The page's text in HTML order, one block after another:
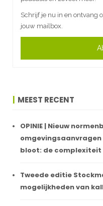
Schrijf je nu in en ontvang
jouw mailbox.
MEEST RECENT
OPINIE | Nieuw
bloot: de
Tweede editie
mogelijkheden van